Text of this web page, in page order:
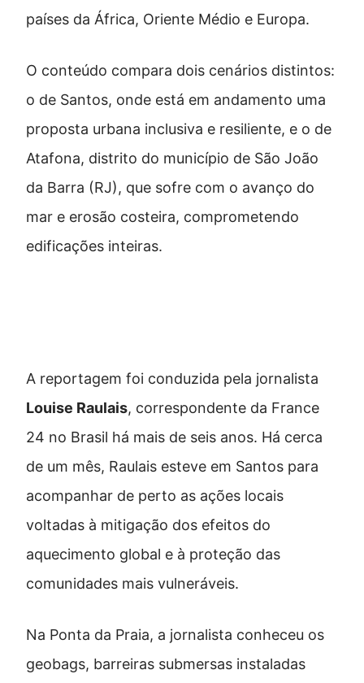
países da África, Oriente Médio e Europa.
O conteúdo compara dois cenários distintos:
o de Santos, onde está em andamento uma
proposta urbana inclusiva e resiliente, e o de
Atafona, distrito do município de São João
da Barra (RJ), que sofre com o avanço do
mar e erosão costeira, comprometendo
edificações inteiras.
A reportagem foi conduzida pela jornalista
Louise Raulais, correspondente da France
24 no Brasil há mais de seis anos. Há cerca
de um mês, Raulais esteve em Santos para
acompanhar de perto as ações locais
voltadas à mitigação dos efeitos do
aquecimento global e à proteção das
comunidades mais vulneráveis.
Na Ponta da Praia, a jornalista conheceu os
geobags, barreiras submersas instaladas